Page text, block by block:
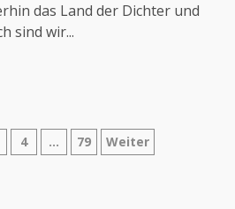
das Land der Dichter und
sind wir...
4 … 79 Weiter